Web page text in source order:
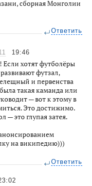
сборная Монголии
Ответить
19:46
Если хотят футболёры
футзал,
и первенства
такая каманда или
— вот к этому в
Это достижимо.
— это глупая затея.
на википедию)))
Ответить